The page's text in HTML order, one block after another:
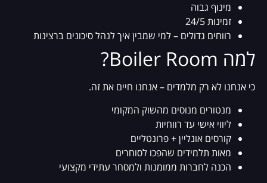
מינוף גבוה
זמינות 24/5
רווחים גדולים – למי שמבין איך לנהל סיכונים ברצינות
למה Boiler Room?
כי אנחנו לא רק מלמדים – אנחנו חיים את זה.
מנטורים מנוסים מהשוק המקומי
ליווי אישי עד רווחיות
קורסים אונליין + פרונטליים
מאות תלמידים שהפכו לסוחרים
הכנה לחברות ממומנות ולמסחר עתידי מקצועי